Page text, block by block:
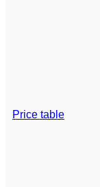
Price table